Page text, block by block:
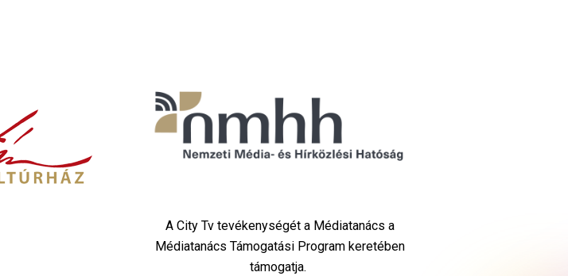
A City Tv tevékenységét a Médiatanács a
Médiatanács Támogatási Program keretében
támogatja.